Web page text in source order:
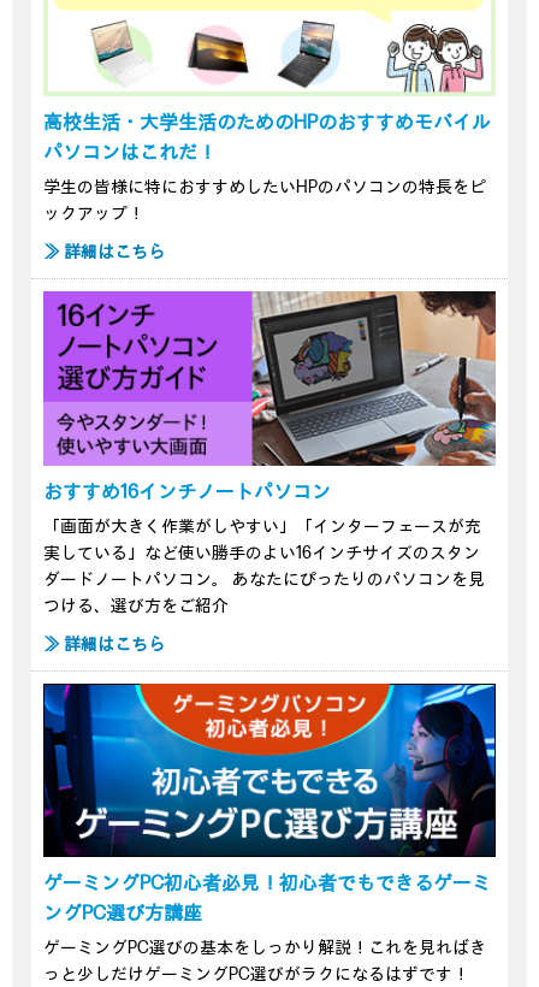
高校生活・大学生活のためのHPのおすすめモバイル
パソコンはこれだ！
学生の皆様に特におすすめしたいHPのパソコンの特長をピ
ックアップ！
≫ 詳細はこちら
おすすめ16インチノートパソコン
「画面が大きく作業がしやすい」「インターフェースが充
実している」など使い勝手のよい16インチサイズのスタン
ダードノートパソコン。 あなたにぴったりのパソコンを見
つける、選び方をご紹介
≫ 詳細はこちら
ゲーミングPC初心者必見！初心者でもできるゲーミ
ングPC選び方講座
ゲーミングPC選びの基本をしっかり解説！これを見ればき
っと少しだけゲーミングPC選びがラクになるはずです！